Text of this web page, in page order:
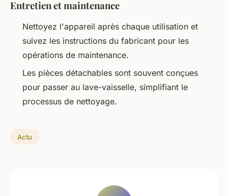
Entretien et maintenance
Nettoyez l'appareil après chaque utilisation et
suivez les instructions du fabricant pour les
opérations de maintenance.
Les pièces détachables sont souvent conçues
pour passer au lave-vaisselle, simplifiant le
processus de nettoyage.
Actu